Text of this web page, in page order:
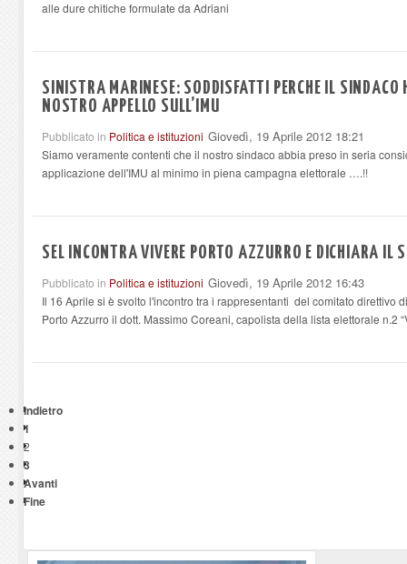
alle dure chitiche formulate da Adriani
SINISTRA MARINESE: SODDISFATTI PERCHE IL SINDACO
NOSTRO APPELLO SULL’IMU
Pubblicato in Politica e istituzioni Giovedì, 19 Aprile 2012 18:21
Siamo veramente contenti che il nostro sindaco abbia preso in seria
applicazione dell'IMU al minimo in piena campagna elettorale ….!!
SEL INCONTRA VIVERE PORTO AZZURRO E DICHIARA IL
Pubblicato in Politica e istituzioni Giovedì, 19 Aprile 2012 16:43
Il 16 Aprile si è svolto l'incontro tra i rappresentanti del comitato direttivo
Porto Azzurro il dott. Massimo Coreani, capolista della lista elettorale n.2
Indietro
1
2
3
Avanti
Fine